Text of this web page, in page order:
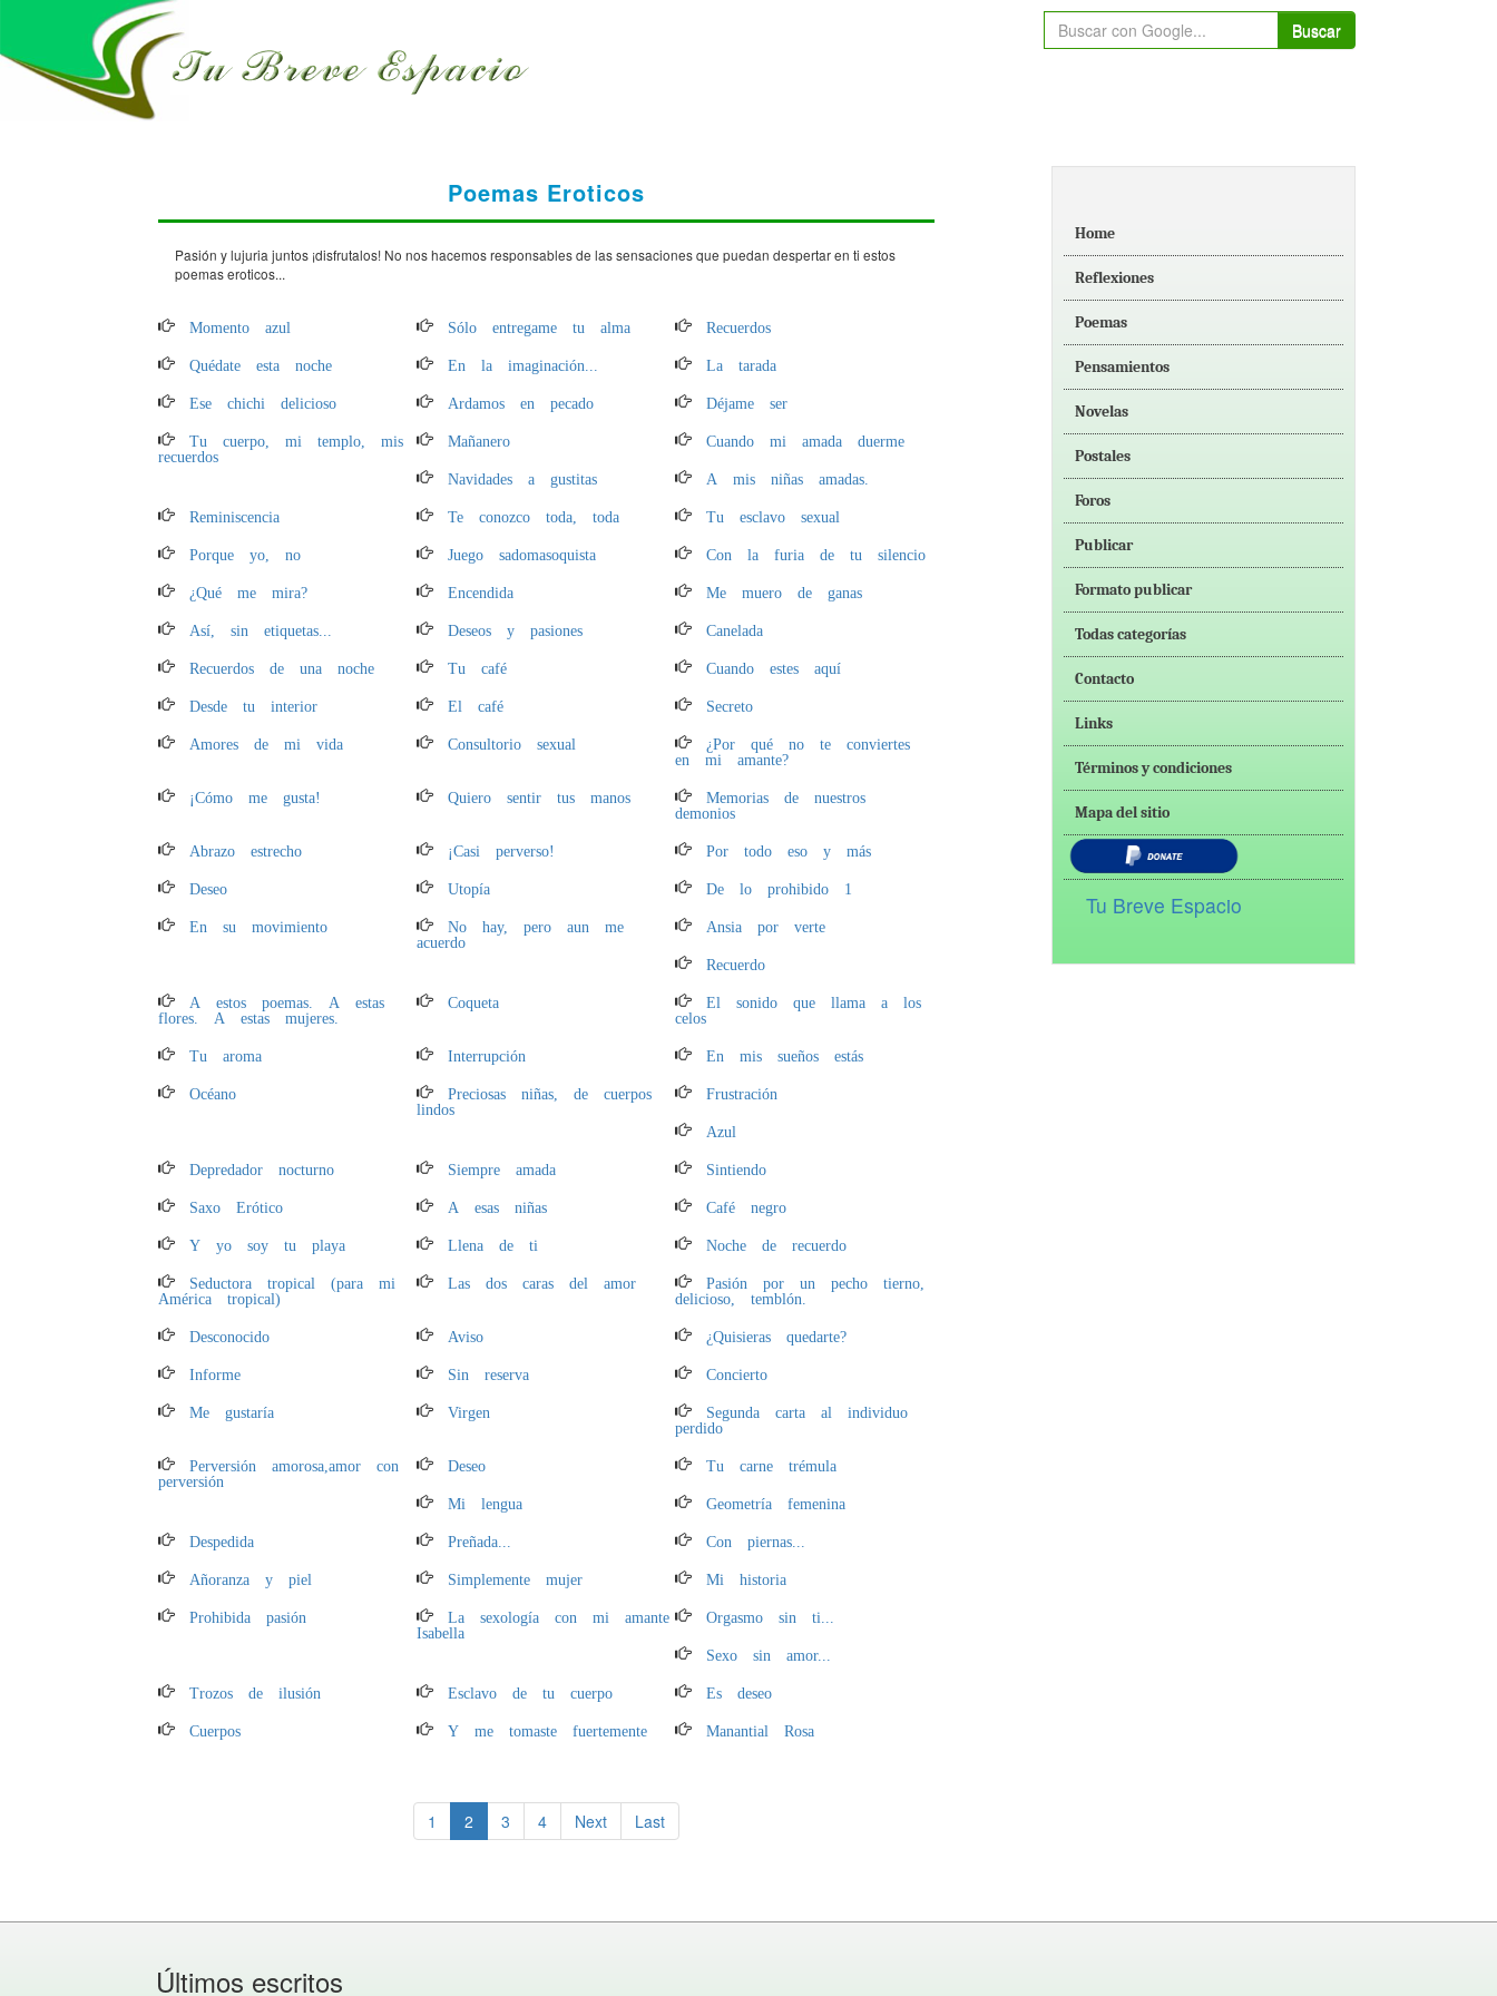
Buscar
Poemas Eroticos
Pasión y lujuria juntos ¡disfrutalos! No nos hacemos responsables de las sensaciones que puedan despertar en ti estos
poemas eroticos...
Momento azul Sólo entregame tu alma Recuerdos
Quédate esta noche En la imaginación... La tarada
Ese chichi delicioso Ardamos en pecado Déjame ser
Tu cuerpo, mi templo, mis
recuerdos
Mañanero Cuando mi amada duerme
Navidades a gustitas A mis niñas amadas.
Reminiscencia Te conozco toda, toda Tu esclavo sexual
Porque yo, no Juego sadomasoquista Con la furia de tu silencio
¿Qué me mira? Encendida Me muero de ganas
Así, sin etiquetas... Deseos y pasiones Canelada
Recuerdos de una noche Tu café Cuando estes aquí
Desde tu interior El café Secreto
Amores de mi vida Consultorio sexual
¿Por qué no te conviertes
en mi amante?
¡Cómo me gusta! Quiero sentir tus manos
Memorias de nuestros
demonios
Abrazo estrecho ¡Casi perverso! Por todo eso y más
Deseo Utopía De lo prohibido 1
En su movimiento
No hay, pero aun me
acuerdo
Ansia por verte
Recuerdo
A estos poemas. A estas
flores. A estas mujeres.
Coqueta
El sonido que llama a los
celos
Tu aroma Interrupción En mis sueños estás
Océano
Preciosas niñas, de cuerpos
lindos
Frustración
Azul
Depredador nocturno Siempre amada Sintiendo
Saxo Erótico A esas niñas Café negro
Y yo soy tu playa Llena de ti Noche de recuerdo
Seductora tropical (para mi
América tropical)
Las dos caras del amor
Pasión por un pecho tierno,
delicioso, temblón.
Desconocido Aviso ¿Quisieras quedarte?
Informe Sin reserva Concierto
Me gustaría Virgen
Segunda carta al individuo
perdido
Perversión amorosa,amor con
perversión
Deseo Tu carne trémula
Mi lengua Geometría femenina
Despedida Preñada... Con piernas...
Añoranza y piel Simplemente mujer Mi historia
Prohibida pasión
La sexología con mi amante
Isabella
Orgasmo sin ti...
Sexo sin amor...
Trozos de ilusión Esclavo de tu cuerpo Es deseo
Cuerpos Y me tomaste fuertemente Manantial Rosa
1 2 3 4 Next Last
Home
Reflexiones
Poemas
Pensamientos
Novelas
Postales
Foros
Publicar
Formato publicar
Todas categorías
Contacto
Links
Términos y condiciones
Mapa del sitio
Tu Breve Espacio
Últimos escritos